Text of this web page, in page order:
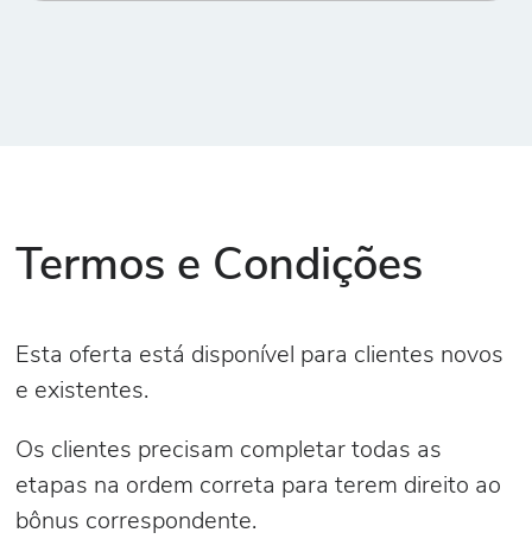
Termos e Condições
Esta oferta está disponível para clientes novos
e existentes.
Os clientes precisam completar todas as
etapas na ordem correta para terem direito ao
bônus correspondente.